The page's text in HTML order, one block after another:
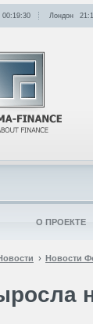
Новости
00:19:30 Лондон
О ПРОЕКТЕ